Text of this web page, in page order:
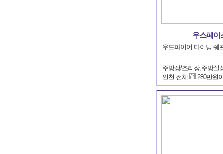
우스페이
우드파이어 다이닝 쉐
인천 전체 280만원